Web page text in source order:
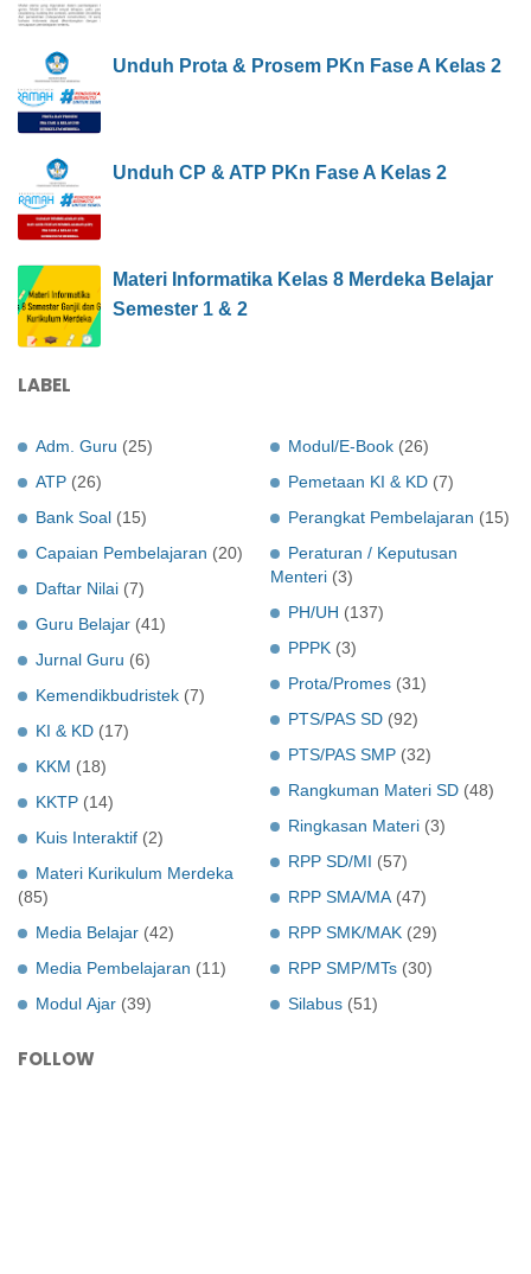
Unduh Prota & Prosem PKn Fase A Kelas 2
Unduh CP & ATP PKn Fase A Kelas 2
Materi Informatika Kelas 8 Merdeka Belajar
Semester 1 & 2
LABEL
Adm. Guru (25)
ATP (26)
Bank Soal (15)
Capaian Pembelajaran (20)
Daftar Nilai (7)
Guru Belajar (41)
Jurnal Guru (6)
Kemendikbudristek (7)
KI & KD (17)
KKM (18)
KKTP (14)
Kuis Interaktif (2)
Materi Kurikulum Merdeka
(85)
Media Belajar (42)
Media Pembelajaran (11)
Modul Ajar (39)
Modul/E-Book (26)
Pemetaan KI & KD (7)
Perangkat Pembelajaran (15)
Peraturan / Keputusan
Menteri (3)
PH/UH (137)
PPPK (3)
Prota/Promes (31)
PTS/PAS SD (92)
PTS/PAS SMP (32)
Rangkuman Materi SD (48)
Ringkasan Materi (3)
RPP SD/MI (57)
RPP SMA/MA (47)
RPP SMK/MAK (29)
RPP SMP/MTs (30)
Silabus (51)
FOLLOW